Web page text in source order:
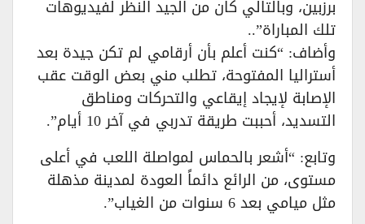
برزبين، وبالتالي كان من الجيد النظر لفيديوهات
تلك المباراة”..
وأضاف: “كنت أعلم بأن أرقامي لم تكن جيدة بعد
أستراليا المفتوحة، تطلب مني بعض الوقت عقب
الإصابة لإيجاد إيقاعي والتحركات ومناطق
التسديد، أحببت طريقة تدربي في آخر 10 أيام”.
وتابع: “أشعر بالحماس لمواصلة اللعب في أعلى
مستوى، من الرائع دائماً العودة لمدينة مذهلة
مثل ميامي بعد 6 سنوات من الغياب”.